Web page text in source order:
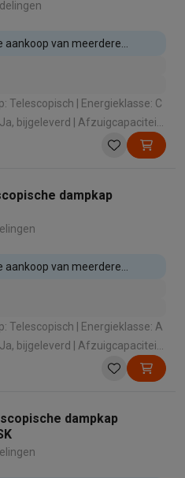
aankoop van meerdere
| Energieklasse: C
| Afzuigcapaciteit:
71 dB
dampkap
aankoop van meerdere
| Energieklasse: A
| Afzuigcapaciteit:
67 dB
dampkap